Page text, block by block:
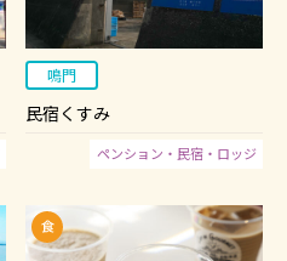
鳴門
民宿くすみ
ペンション・民宿・ロッジ